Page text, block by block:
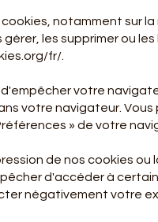
cookies, notamment sur
les supprimer ou
fr/.
votre
votre navigateur.
» de votre
de nos cookies
d'accéder à
négativement votre